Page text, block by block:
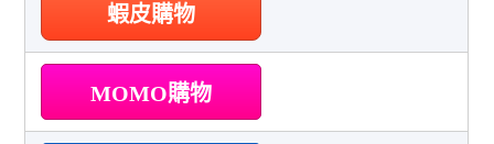
蝦皮購物
MOMO購物